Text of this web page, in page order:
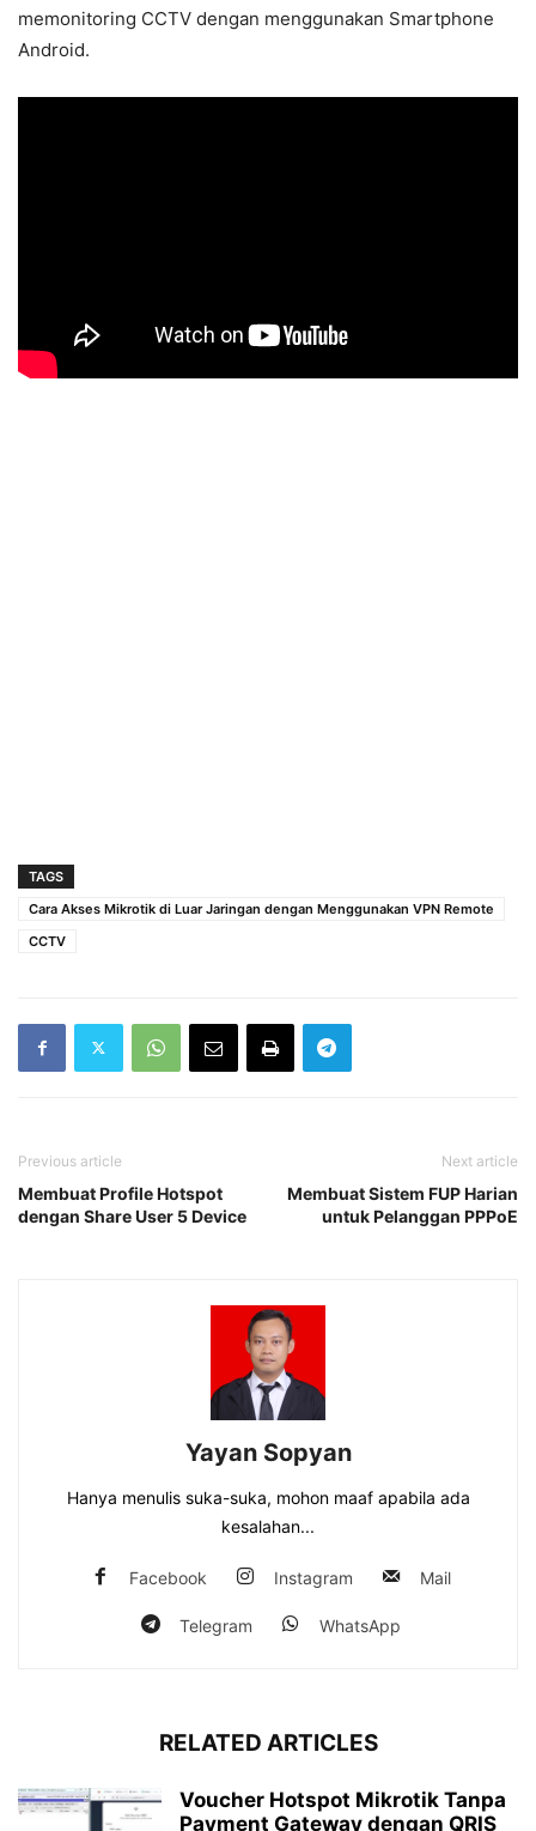
memonitoring CCTV dengan menggunakan Smartphone
Android.
TAGS
Cara Akses Mikrotik di Luar Jaringan dengan Menggunakan VPN Remote
CCTV
Previous article
Membuat Profile Hotspot
dengan Share User 5 Device
Next article
Membuat Sistem FUP Harian
untuk Pelanggan PPPoE
Yayan Sopyan
Hanya menulis suka-suka, mohon maaf apabila ada
kesalahan...
Facebook Instagram Mail
Telegram WhatsApp
RELATED ARTICLES
Voucher Hotspot Mikrotik Tanpa
Payment Gateway dengan QRIS